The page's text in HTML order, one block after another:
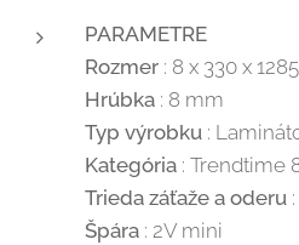
PARAMETRE
Rozmer : 8 x 330 x
Hrúbka : 8 mm
Typ výrobku :
Kategória : Trendtime
Trieda záťaže a oderu
Špára : 2V mini